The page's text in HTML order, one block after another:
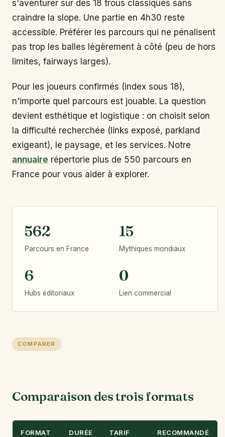
s'aventurer sur des 18 trous classiques sans
craindre la slope. Une partie en 4h30 reste
accessible. Préférer les parcours qui ne pénalisent
pas trop les balles légèrement à côté (peu de hors
limites, fairways larges).
Pour les joueurs confirmés (index sous 18),
n'importe quel parcours est jouable. La question
devient esthétique et logistique : on choisit selon
la difficulté recherchée (links exposé, parkland
exigeant), le paysage, et les services. Notre
annuaire répertorie plus de 550 parcours en
France pour vous aider à explorer.
562
Parcours en France
15
Mythiques mondiaux
6
Hubs éditoriaux
0
Lien commercial
COMPARER
Comparaison des trois formats
FORMAT DURÉE
TARIF
RECOMMANDÉ